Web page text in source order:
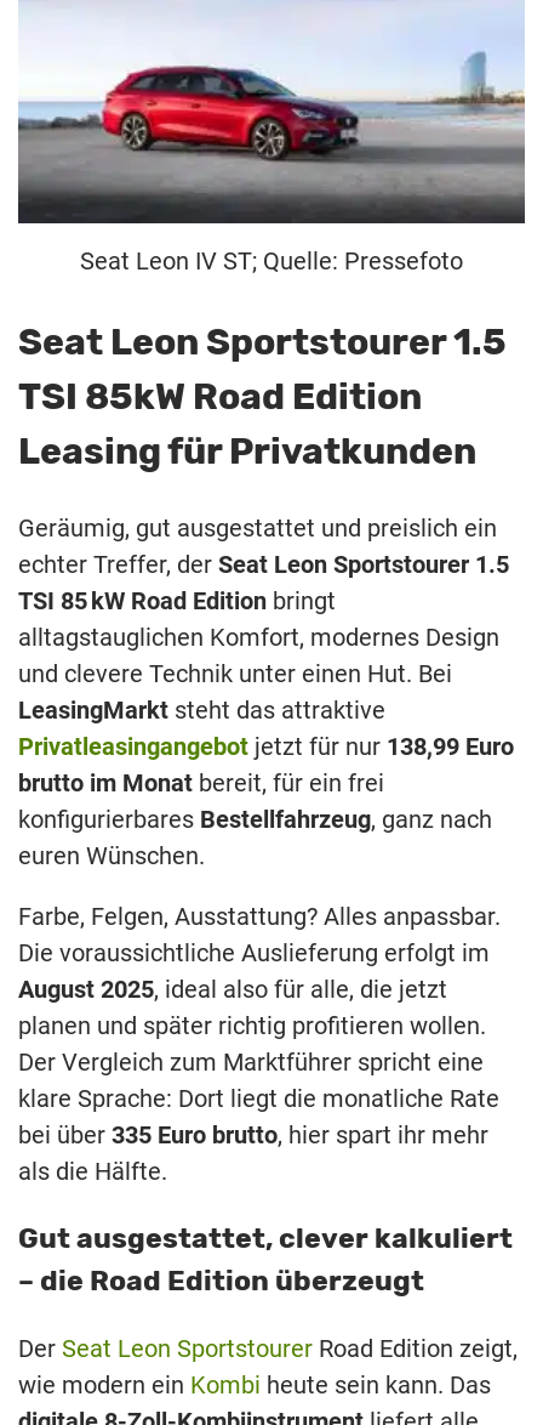
Seat Leon IV ST; Quelle: Pressefoto
Seat Leon Sportstourer 1.5
TSI 85kW Road Edition
Leasing für Privatkunden
Geräumig, gut ausgestattet und preislich ein
echter Treffer, der Seat Leon Sportstourer 1.5
TSI 85 kW Road Edition bringt
alltagstauglichen Komfort, modernes Design
und clevere Technik unter einen Hut. Bei
LeasingMarkt steht das attraktive
Privatleasingangebot jetzt für nur 138,99 Euro
brutto im Monat bereit, für ein frei
konfigurierbares Bestellfahrzeug, ganz nach
euren Wünschen.
Farbe, Felgen, Ausstattung? Alles anpassbar.
Die voraussichtliche Auslieferung erfolgt im
August 2025, ideal also für alle, die jetzt
planen und später richtig profitieren wollen.
Der Vergleich zum Marktführer spricht eine
klare Sprache: Dort liegt die monatliche Rate
bei über 335 Euro brutto, hier spart ihr mehr
als die Hälfte.
Gut ausgestattet, clever kalkuliert
– die Road Edition überzeugt
Der Seat Leon Sportstourer Road Edition zeigt,
wie modern ein Kombi heute sein kann. Das